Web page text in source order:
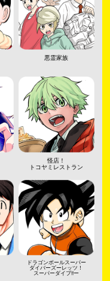
悪霊家族
怪店！
トコヤミレストラン
ドラゴンボールスーパー
ダイバーズーレッツ！
スーパーダイブ!!ー